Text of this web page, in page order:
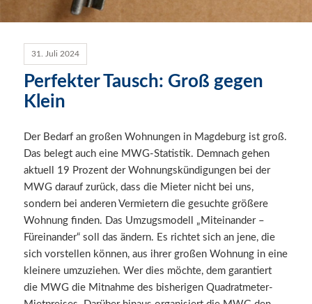
31. Juli 2024
Perfekter Tausch: Groß gegen
Klein
Der Bedarf an großen Wohnungen in Magdeburg ist groß.
Das belegt auch eine MWG-Statistik. Demnach gehen
aktuell 19 Prozent der Wohnungskündigungen bei der
MWG darauf zurück, dass die Mieter nicht bei uns,
sondern bei anderen Vermietern die gesuchte größere
Wohnung finden. Das Umzugsmodell „Miteinander –
Füreinander“ soll das ändern. Es richtet sich an jene, die
sich vorstellen können, aus ihrer großen Wohnung in eine
kleinere umzuziehen. Wer dies möchte, dem garantiert
die MWG die Mitnahme des bisherigen Quadratmeter-